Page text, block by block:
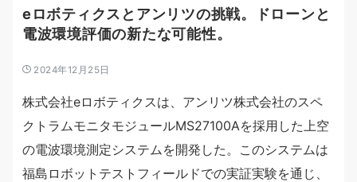
eロボティクスとアンリツの挑戦。ドローンと
電波環境評価の新たな可能性。
2024年12月25日
株式会社eロボティクスは、アンリツ株式会社のスペ
クトラムモニタモジュールMS27100Aを採用した上空
の電波環境測定システムを開発した。このシステムは
福島ロボットテストフィールドでの実証実験を通じ、